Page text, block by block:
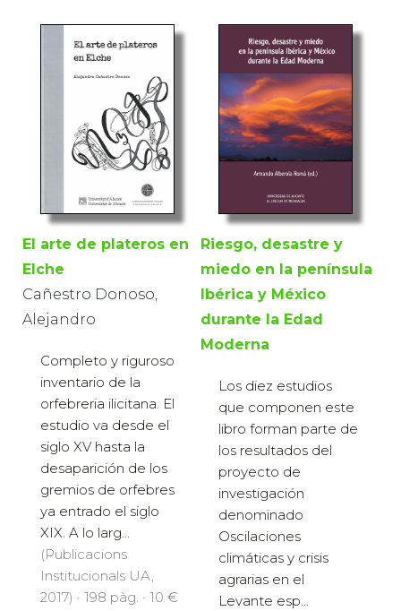
El arte de plateros en
Elche
Cañestro Donoso,
Alejandro
Completo y riguroso
inventario de la
orfebreria ilicitana. El
estudio va desde el
siglo XV hasta la
desaparición de los
gremios de orfebres
ya entrado el siglo
XIX. A lo larg...
(Publicacions
Institucionals UA,
2017) · 198 pàg. · 10 €
Riesgo, desastre y
miedo en la península
Ibérica y México
durante la Edad
Moderna
Los diez estudios
que componen este
libro forman parte de
los resultados del
proyecto de
investigación
denominado
Oscilaciones
climáticas y crisis
agrarias en el
Levante esp...